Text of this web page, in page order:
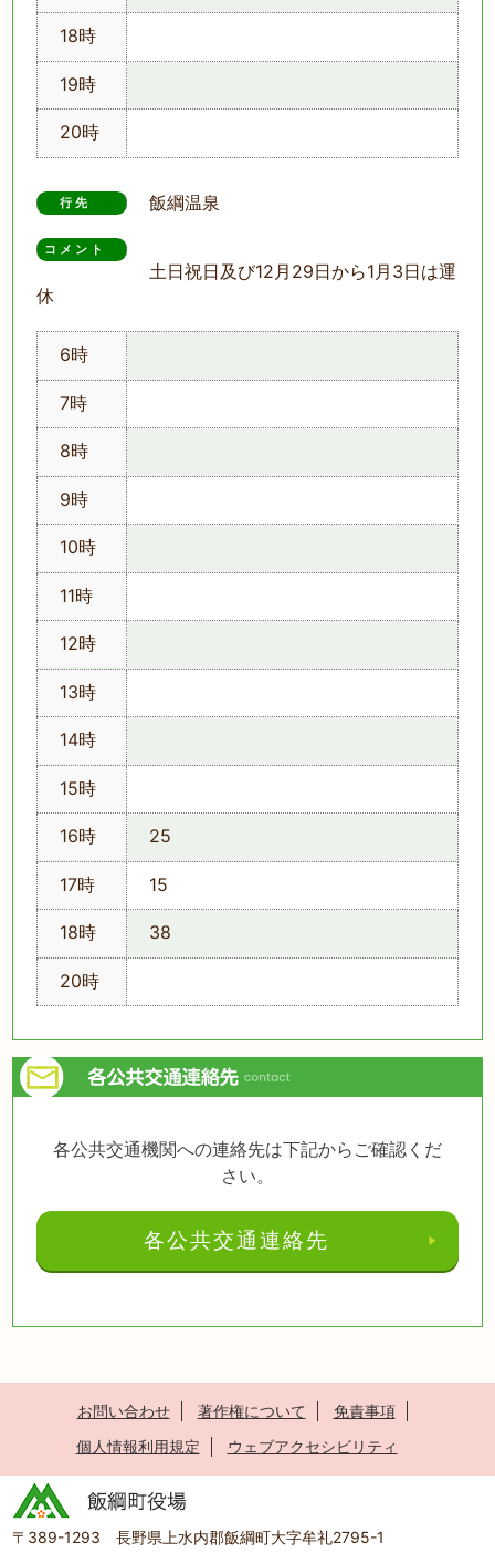
18時
19時
20時
行先 飯綱温泉
コメント
土日祝日及び12月29日から1月3日は運
休
6時
7時
8時
9時
10時
11時
12時
13時
14時
15時
16時 25
17時 15
18時 38
20時
各公共交通機関への連絡先は下記からご確認くだ
さい。
各公共交通連絡先
お問い合わせ 著作権について
免責事項
個人情報利用規定
ウェブアクセシビリティ
〒389-1293 長野県上水内郡飯綱町大字牟礼2795-1